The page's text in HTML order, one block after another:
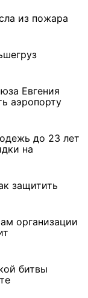
из пожара
Евгения
аэропорту
до 23 лет
на
защитить
организации
битвы